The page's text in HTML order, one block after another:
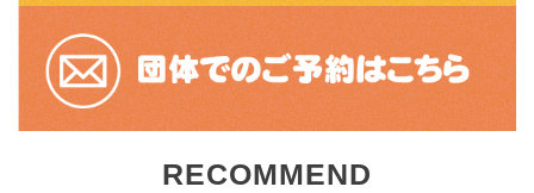
RECOMMEND